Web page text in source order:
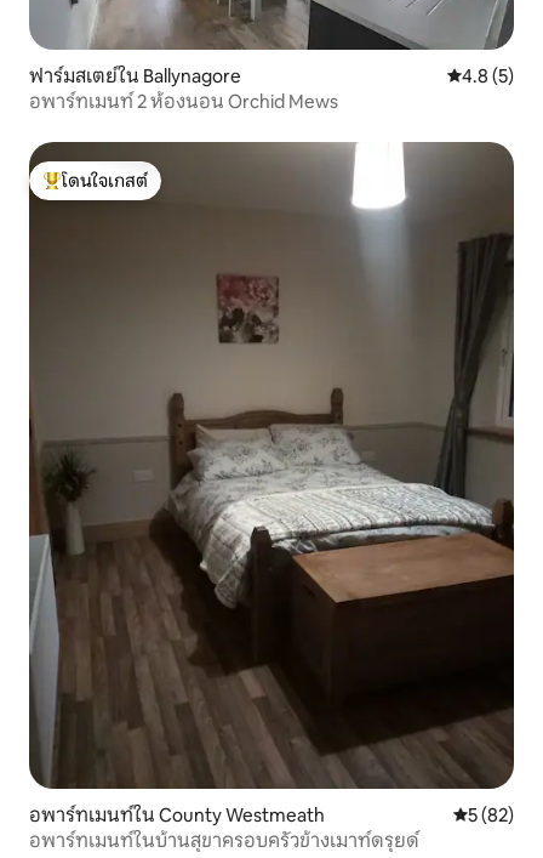
ฟาร์มสเตย์ใน Ballynagore คะแนนเฉลี่
4.8 (5)
อพาร์ทเมนท์ 2 ห้องนอน Orchid Mews
โดนใจเกสต์ที่สุด
โดนใจเกสต์
อพาร์ทเมนท์ใน County Westmeath คะแนนเฉลี่
5 (82)
อพาร์ทเมนท์ในบ้านสุขาครอบครัวข้างเมาท์ดรุยด์